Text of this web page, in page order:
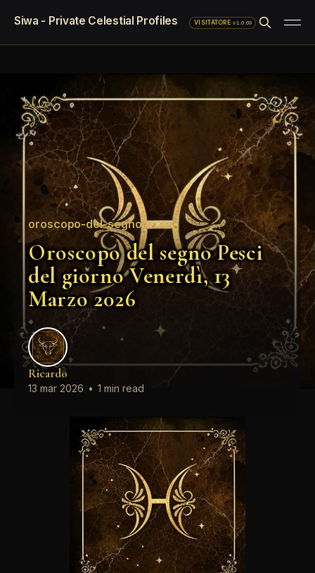
Siwa - Private Celestial Profiles VISITATORE·v1.0.69
oroscopo-del-segno
Oroscopo del segno Pesci
del giorno Venerdì, 13
Marzo 2026
Ricardo
13 mar 2026 • 1 min read